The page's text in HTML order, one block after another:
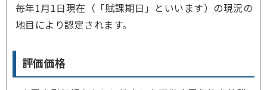
毎年1月1日現在（「賦課期日」といいます）の現況の
地目により認定されます。
評価価格